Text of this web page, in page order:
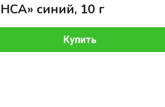
синий, 10 г
Купить